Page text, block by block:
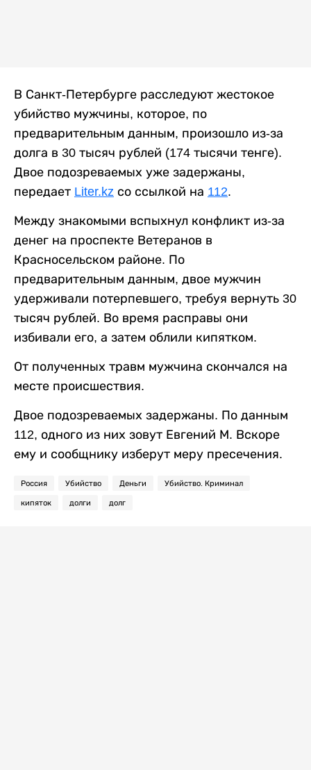
В Санкт-Петербурге расследуют жестокое
убийство мужчины, которое, по
предварительным данным, произошло из-за
долга в 30 тысяч рублей (174 тысячи тенге).
Двое подозреваемых уже задержаны,
передает Liter.kz со ссылкой на 112.
Между знакомыми вспыхнул конфликт из-за
денег на проспекте Ветеранов в
Красносельском районе. По
предварительным данным, двое мужчин
удерживали потерпевшего, требуя вернуть 30
тысяч рублей. Во время расправы они
избивали его, а затем облили кипятком.
От полученных травм мужчина скончался на
месте происшествия.
Двое подозреваемых задержаны. По данным
112, одного из них зовут Евгений М. Вскоре
ему и сообщнику изберут меру пресечения.
Россия Убийство Деньги Убийство. Криминал
кипяток долги долг